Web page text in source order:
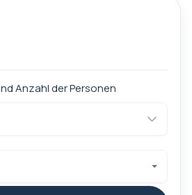
Anzahl der Personen